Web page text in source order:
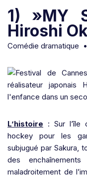
1) »MY
Hiroshi
Comédie dramatique
L’histoire : Sur l’île
hockey pour les
subjugué par Sakura,
des
maladroitement de